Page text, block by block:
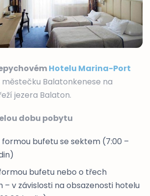
Hotelu Marina-Port
městečku Balatonkenese na
jezera Balaton.
dobu pobytu
formou bufetu se sektem (7:00 –
bufetu nebo o třech
– v závislosti na obsazenosti hotelu